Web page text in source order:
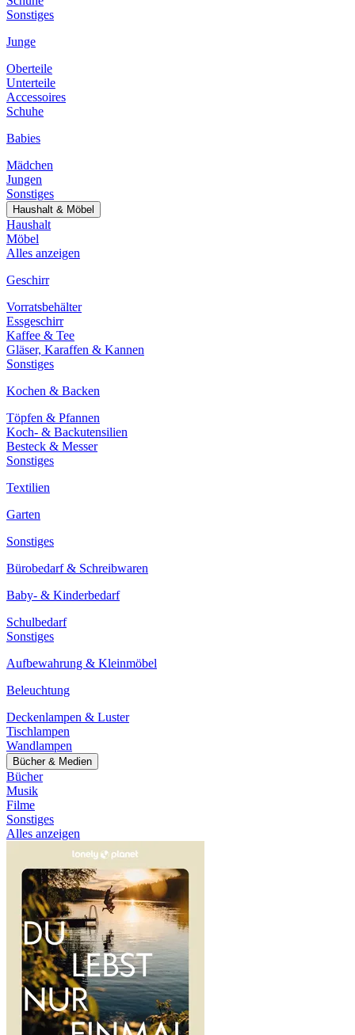
Sonstiges
Junge
Oberteile
Unterteile
Accessoires
Schuhe
Babies
Mädchen
Jungen
Sonstiges
Haushalt & Möbel
Haushalt
Möbel
Alles anzeigen
Geschirr
Vorratsbehälter
Essgeschirr
Kaffee & Tee
Gläser, Karaffen & Kannen
Sonstiges
Kochen & Backen
Töpfen & Pfannen
Koch- & Backutensilien
Besteck & Messer
Sonstiges
Textilien
Garten
Sonstiges
Bürobedarf & Schreibwaren
Baby- & Kinderbedarf
Schulbedarf
Sonstiges
Aufbewahrung & Kleinmöbel
Beleuchtung
Deckenlampen & Luster
Tischlampen
Wandlampen
Bücher & Medien
Bücher
Musik
Filme
Sonstiges
Alles anzeigen